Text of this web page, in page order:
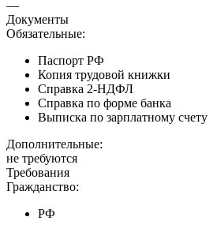
—
Документы
Обязательные:
Паспорт РФ
Копия трудовой книжки
Справка 2-НДФЛ
Справка по форме банка
Выписка по зарплатному счету
Дополнительные:
не требуются
Требования
Гражданство:
РФ